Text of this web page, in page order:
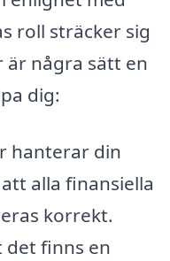
roll sträcker sig
är några sätt en
dig:
hanterar din
alla finansiella
korrekt.
det finns en